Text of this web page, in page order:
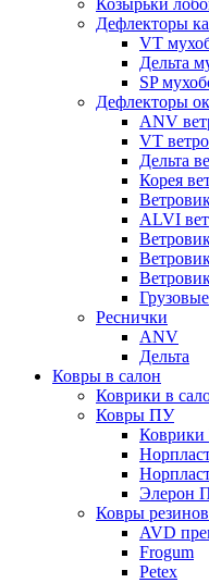
Козырьки
Дефлекторы
VT
Дельта
SP
Дефлекторы
ANV
VT
Дельта
Корея
ALVI
Грузовые
Реснички
ANV
Дельта
Ковры в салон
Коврики в
Ковры ПУ
Коврики
Элерон
Ковры
AVD
Frogum
Petex